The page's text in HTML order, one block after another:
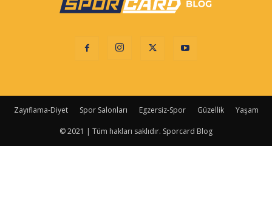
Zayıflama-Diyet Spor Salonları Egzersiz-Spor Güzellik Yaşam
© 2021 | Tüm hakları saklıdır. Sporcard Blog